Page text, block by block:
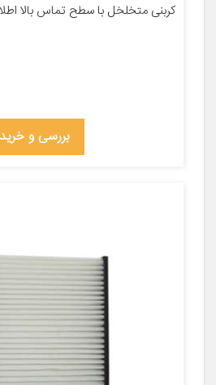
کربنی متخلخل با سطح تماس بالا
بررسی و خرید